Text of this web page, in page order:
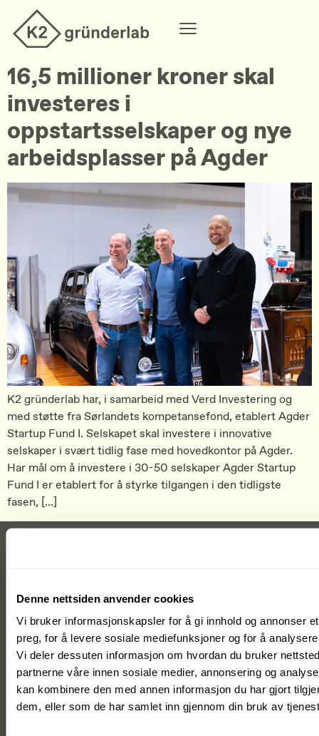
Denne nettsiden anvender cookies
Vi bruker informasjonskapsler for å gi innhold og annonser
preg, for å levere sosiale mediefunksjoner og for å
Vi deler dessuten informasjon om hvordan du bruker
partnerne våre innen sosiale medier, annonsering og
kan kombinere den med annen informasjon du har gjort
dem, eller som de har samlet inn gjennom din bruk av
16,5 millioner kroner skal
investeres i
oppstartsselskaper og nye
arbeidsplasser på Agder
K2 gründerlab har, i samarbeid med Verd Investering og
med støtte fra Sørlandets kompetansefond, etablert Agder
Startup Fund I. Selskapet skal investere i innovative
selskaper i svært tidlig fase med hovedkontor på Agder.
Har mål om å investere i 30-50 selskaper Agder Startup
Fund I er etablert for å styrke tilgangen i den tidligste
fasen, […]
Er du en ambisiøs gründer?
Søk om plass hos oss i dag.
Søk opptak
Meld deg på vårt nyhetsbrev
Hold deg oppdatert på startup-økosystemet i Agder.